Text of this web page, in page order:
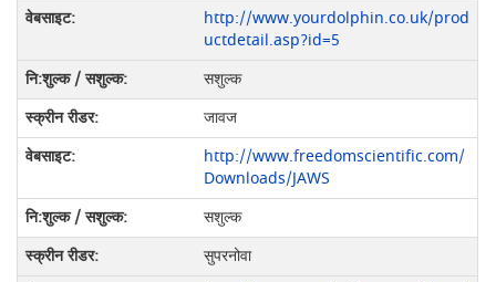
http://www.yourdolphin.co.uk/prod
uctdetail.asp?id=5
सशुल्क
जावज
http://www.freedomscientific.com/
Downloads/JAWS
सशुल्क
सुपरनोवा